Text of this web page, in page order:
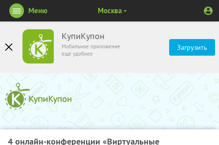
КупиКупон
Мобильное приложение
ещё удобнее
Загрузить
Меню Москва
4 онлайн-конференции «Виртуальные